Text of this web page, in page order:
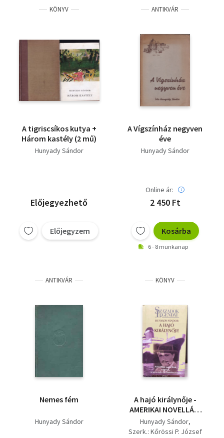
KÖNYV
A tigriscsíkos kutya +
Három kastély (2 mű)
Hunyady Sándor
Előjegyezhető
Előjegyzem
ANTIKVÁR
A Vígszínház negyven
éve
Hunyady Sándor
Online ár:
2 450 Ft
Kosárba
6 - 8 munkanap
ANTIKVÁR
Nemes fém
Hunyady Sándor
KÖNYV
A hajó királynője -
AMERIKAI NOVELLÁK,
NAPLÓK JEGYZETEK ÉS
EMLÉKEZÉSEK (Saját
Hunyady Sándor
Szerk.: Kőrössi P. József